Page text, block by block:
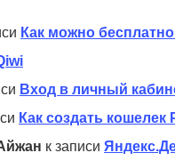
Как можно
Вход в личный
Как создать кошелек
к записи